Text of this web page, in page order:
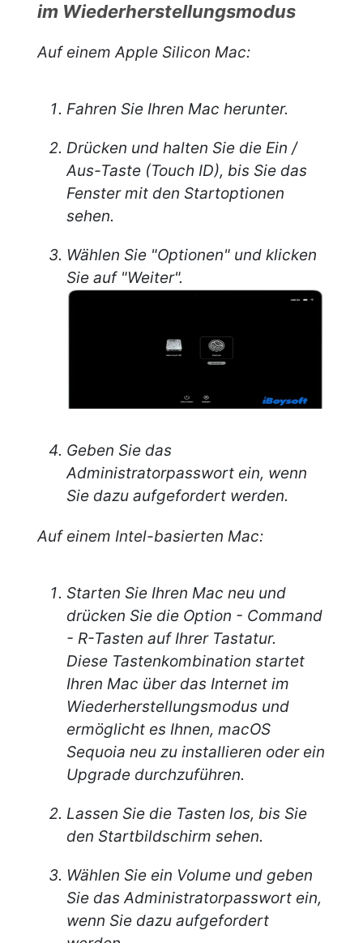
im Wiederherstellungsmodus
Auf einem Apple Silicon Mac:
Fahren Sie Ihren Mac herunter.
Drücken und halten Sie die Ein /
Aus-Taste (Touch ID), bis Sie das
Fenster mit den Startoptionen
sehen.
Wählen Sie "Optionen" und klicken
Sie auf "Weiter".
Geben Sie das
Administratorpasswort ein, wenn
Sie dazu aufgefordert werden.
Auf einem Intel-basierten Mac:
Starten Sie Ihren Mac neu und
drücken Sie die Option - Command
- R-Tasten auf Ihrer Tastatur.
Diese Tastenkombination startet
Ihren Mac über das Internet im
Wiederherstellungsmodus und
ermöglicht es Ihnen, macOS
Sequoia neu zu installieren oder ein
Upgrade durchzuführen.
Lassen Sie die Tasten los, bis Sie
den Startbildschirm sehen.
Wählen Sie ein Volume und geben
Sie das Administratorpasswort ein,
wenn Sie dazu aufgefordert